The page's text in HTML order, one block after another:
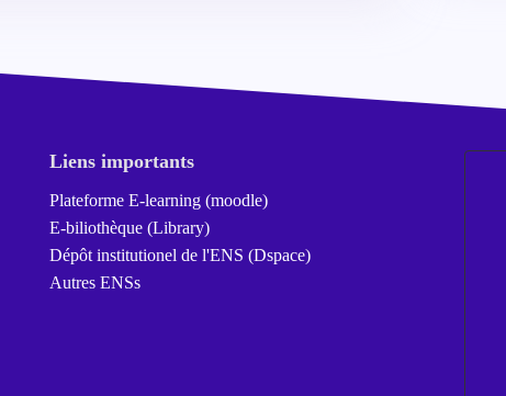
Liens importants
Plateforme E-learning (moodle)
E-biliothèque (Library)
Dépôt institutionel de l'ENS (Dspace)
Autres ENSs